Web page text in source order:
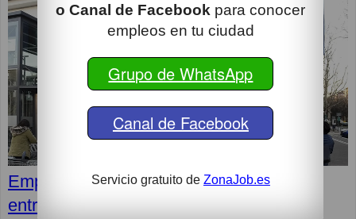
o Canal de Facebook para conocer
empleos en tu ciudad
Grupo de WhatsApp
Canal de Facebook
Servicio gratuito de ZonaJob.es
Empleos en LIDL: Cómo superar la
entrevista y opiniones de los empleados